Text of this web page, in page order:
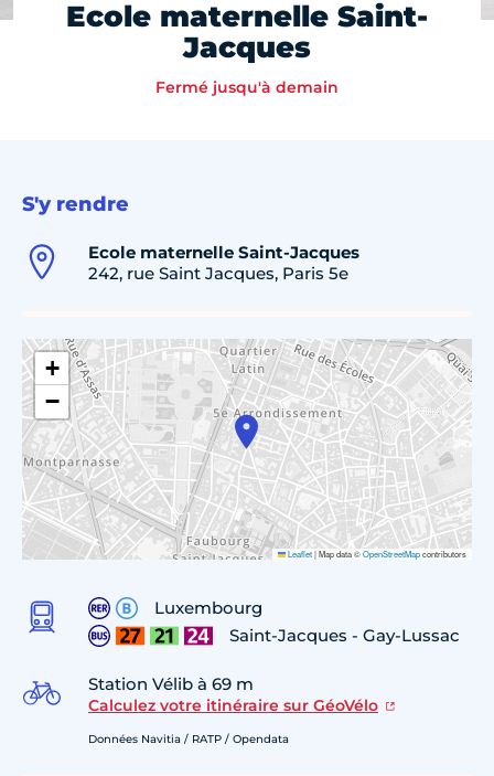
Ecole maternelle Saint-
Jacques
Fermé jusqu'à demain
S'y rendre
Ecole maternelle Saint-Jacques
242, rue Saint Jacques, Paris 5e
+
−
Leaflet|Map data ©OpenStreetMapcontributors
Luxembourg
Saint-Jacques - Gay-Lussac
Station Vélib à 69 m
Calculez votre itinéraire sur GéoVélo
Données Navitia / RATP / Opendata